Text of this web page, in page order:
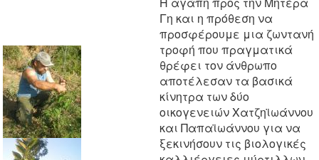
Γη και η πρόθεση να
προσφέρουμε μια ζωντανή
τροφή που πραγματικά
θρέφει τον άνθρωπο
αποτέλεσαν τα βασικά
κίνητρα των δύο
οικογενειών Χατζηϊωάννου
και Παπαϊωάννου για να
ξεκινήσουν τις βιολογικές